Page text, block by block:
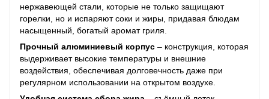
нержавеющей стали, которые не только защищают
горелки, но и испаряют соки и жиры, придавая блюдам
насыщенный, богатый аромат гриля.
Прочный алюминиевый корпус – конструкция, которая
выдерживает высокие температуры и внешние
воздействия, обеспечивая долговечность даже при
регулярном использовании на открытом воздухе.